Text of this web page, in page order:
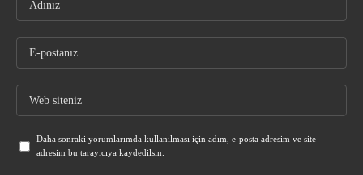
Daha sonraki yorumlarımda kullanılması için adım, e-posta adresim ve site
adresim bu tarayıcıya kaydedilsin.